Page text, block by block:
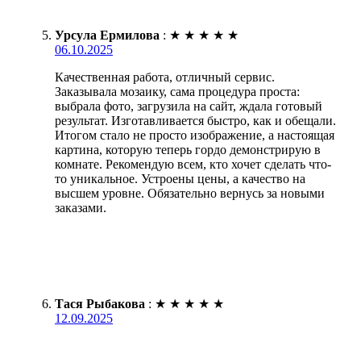
Урсула Ермилова : ★ ★ ★ ★ ★
06.10.2025
Качественная работа, отличный сервис.
Заказывала мозаику, сама процедура проста:
выбрала фото, загрузила на сайт, ждала готовый
результат. Изготавливается быстро, как и обещали.
Итогом стало не просто изображение, а настоящая
картина, которую теперь гордо демонстрирую в
комнате. Рекомендую всем, кто хочет сделать что-
то уникальное. Устроены цены, а качество на
высшем уровне. Обязательно вернусь за новыми
заказами.
Тася Рыбакова : ★ ★ ★ ★ ★
12.09.2025